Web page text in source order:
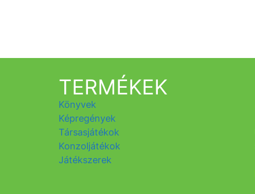
TERMÉKEK
Könyvek
Képregények
Társasjátékok
Konzoljátékok
Játékszerek